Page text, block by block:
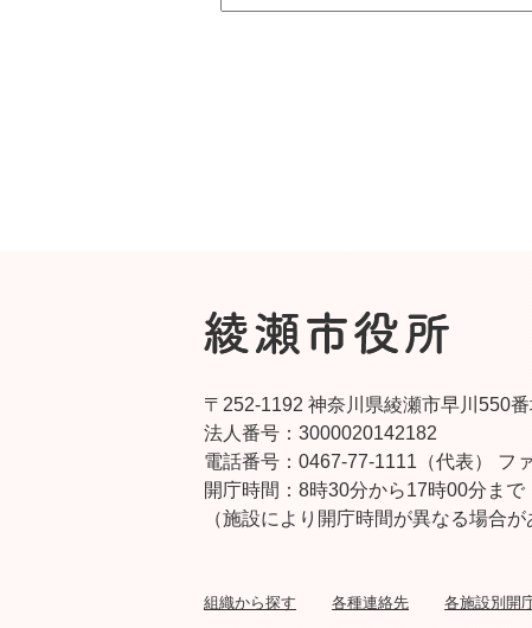
〒252-1192 神奈川県綾瀬市早川550
法人番号：3000020142182
電話番号：0467-77-1111（代表） フ
開庁時間：8時30分から17時00分まで
（施設により開庁時間が異なる場合
組織から探す 各種連絡先 各施設別開